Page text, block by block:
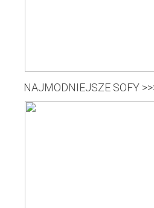
NAJMODNIEJSZE SOFY